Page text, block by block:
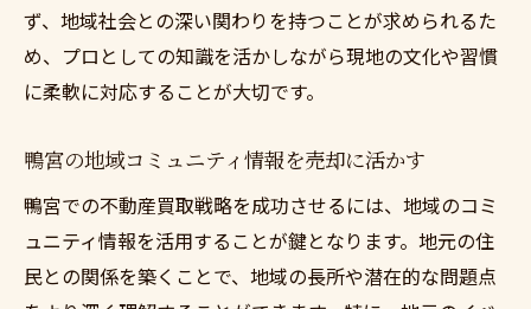
ず、地域社会との深い関わりを持つことが求められるた
め、プロとしての知識を活かしながら現地の文化や習慣
に柔軟に対応することが大切です。
鴨宮の地域コミュニティ情報を売却に活かす
鴨宮での不動産買取戦略を成功させるには、地域のコミ
ュニティ情報を活用することが鍵となります。地元の住
民との関係を築くことで、地域の長所や潜在的な問題点